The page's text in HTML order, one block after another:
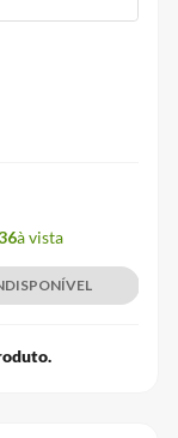
à vista